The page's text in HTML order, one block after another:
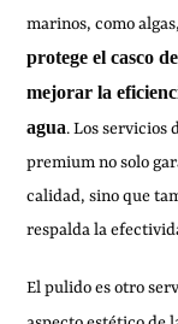
marinos, como
protege el casco
mejorar la
agua. Los servicios
premium no solo
calidad, sino que
respalda la
El pulido es otro